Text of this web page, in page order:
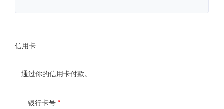
信用卡
通过你的信用卡付款。
银行卡号 *